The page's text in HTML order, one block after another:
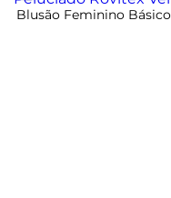
Blusão Feminino Básico